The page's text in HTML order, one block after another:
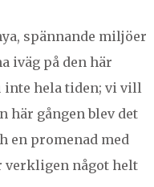
spän­nande miljöer
iväg på den här
inte hela tiden; vi vill
här gån­gen blev det
en prom­e­nad med
verk­li­gen något helt